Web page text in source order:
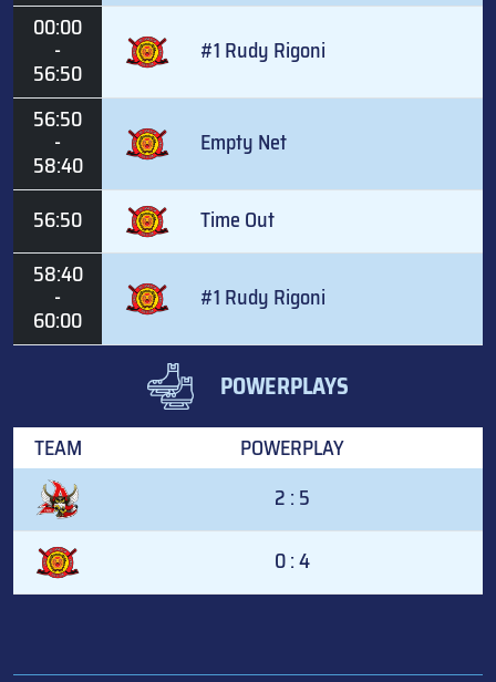
00:00
-
56:50
#1 Rudy Rigoni
56:50
-
58:40
Empty Net
56:50
Time Out
58:40
-
60:00
#1 Rudy Rigoni
POWERPLAYS
TEAM
POWERPLAY
2 : 5
0 : 4